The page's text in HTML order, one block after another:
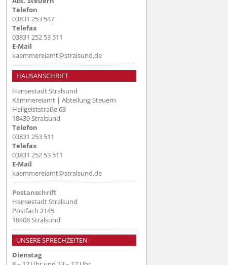
Telefon
03831 253 547
Telefax
03831 252 53 511
E-Mail
kaemmereiamt@stralsund.de
HAUSANSCHRIFT
Hansestadt Stralsund
Kämmereiamt | Abteilung Steuern
Heilgeiststraße 63
18439 Stralsund
Telefon
03831 253 511
Telefax
03831 252 53 511
E-Mail
kaemmereiamt@stralsund.de
Postanschrift
Hansestadt Stralsund
Postfach 2145
18408 Stralsund
UNSERE SPRECHZEITEN
Dienstag